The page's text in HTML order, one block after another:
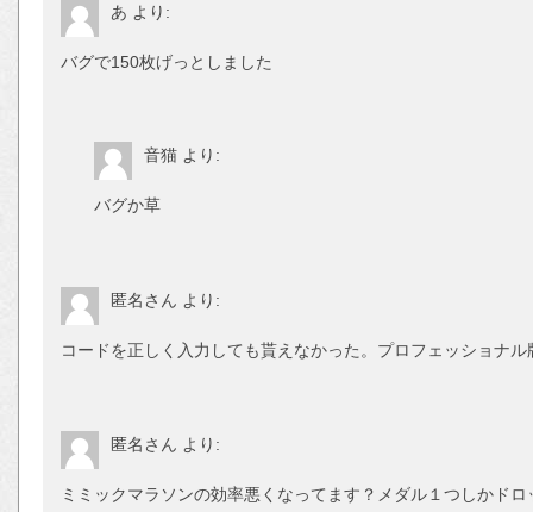
あ より:
バグで150枚げっとしました
音猫 より:
バグか草
匿名さん より:
コードを正しく入力しても貰えなかった。プロフェッショナ
匿名さん より:
ミミックマラソンの効率悪くなってます？メダル１つしかド